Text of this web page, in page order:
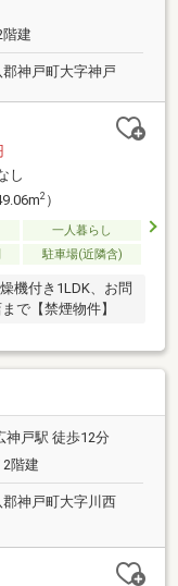
建
神戸町大字神戸
し
2）
一人暮らし
駐車場(近隣含)
機付き1LDK、お問
で【禁煙物件】
神戸駅 徒歩12分
階建
神戸町大字川西